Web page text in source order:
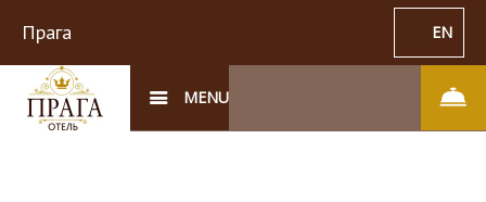
Прага EN
MENU